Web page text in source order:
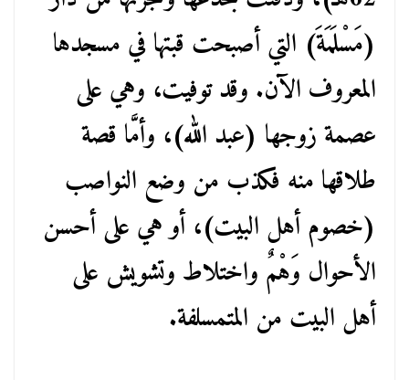
(مَسْلَمَةَ) التي أصبحت قبتها في مسجدها
المعروف الآن. وقد توفيت، وهي على
عصمة زوجها (عبد الله)، وأمَّا قصة
طلاقها منه فكذب من وضع النواصب
(خصوم أهل البيت)، أو هي على أحسن
الأحوال وَهْمٌ واختلاط وتشويش على
أهل البيت من المتمسلفة.